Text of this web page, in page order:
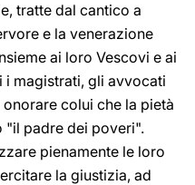
tratte dal cantico a
e la venerazione
ai loro Vescovi e ai
i magistrati, gli avvocati
colui che la pietà
"il padre dei poveri".
pienamente le loro
la giustizia, ad